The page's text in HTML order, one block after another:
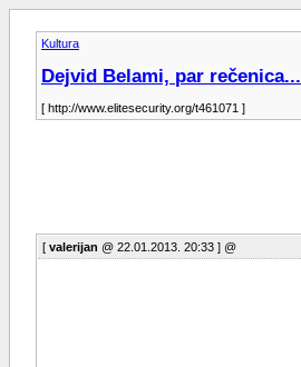
Kultura
Dejvid Belami, par rečenica...
[ http://www.elitesecurity.org/t461071 ]
[ valerijan @ 22.01.2013. 20:33 ] @